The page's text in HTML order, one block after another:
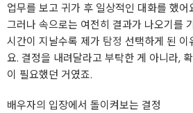
업무를 보고 귀가 후 일상적인 대화를 했어
그러나 속으로는 여전히 결과가 나오기를
시간이 지날수록 제가 탐정 선택하게 된 이
요. 결정을 내려달라고 부탁한 게 아니라,
이 필요했던 거였죠.
배우자의 입장에서 돌이켜보는 결정